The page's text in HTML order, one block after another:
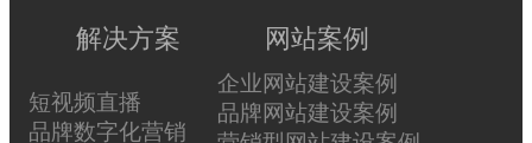
解决方案
短视频直播
品牌数字化营销
网站案例
企业网站建设案例
品牌网站建设案例